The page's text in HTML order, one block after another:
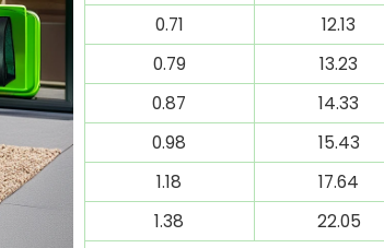
0.71
12.13
0.79
13.23
0.87
14.33
0.98
15.43
1.18
17.64
1.38
22.05